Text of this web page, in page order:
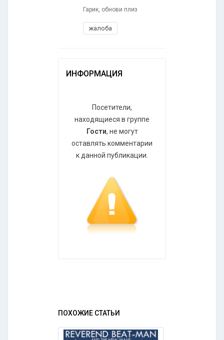
Гарик, обнови плиз
жалоба
ИНФОРМАЦИЯ
Посетители,
находящиеся в группе
Гости, не могут
оставлять комментарии
к данной публикации.
ПОХОЖИЕ СТАТЬИ